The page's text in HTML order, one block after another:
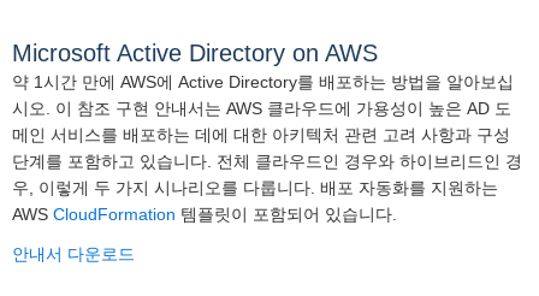
Microsoft Active Directory on AWS
약 1시간 만에 AWS에 Active Directory를 배포하는 방법을 알아보십
시오. 이 참조 구현 안내서는 AWS 클라우드에 가용성이 높은 AD 도
메인 서비스를 배포하는 데에 대한 아키텍처 관련 고려 사항과 구성
단계를 포함하고 있습니다. 전체 클라우드인 경우와 하이브리드인 경
우, 이렇게 두 가지 시나리오를 다룹니다. 배포 자동화를 지원하는
AWS CloudFormation 템플릿이 포함되어 있습니다.
안내서 다운로드